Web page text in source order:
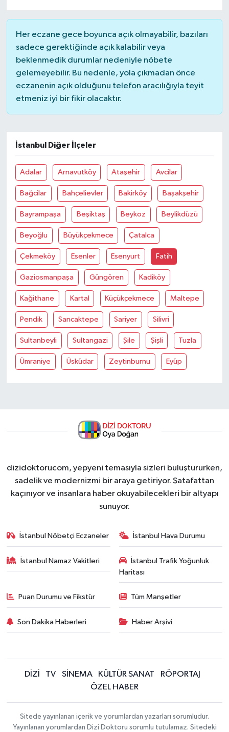
Her eczane gece boyunca açık olmayabilir, bazıları
sadece gerektiğinde açık kalabilir veya
beklenmedik durumlar nedeniyle nöbete
gelemeyebilir. Bu nedenle, yola çıkmadan önce
eczanenin açık olduğunu telefon aracılığıyla teyit
etmeniz iyi bir fikir olacaktır.
İstanbul Diğer İlçeler
Adalar Arnavutköy Ataşehir Avcilar
Bağcilar Bahçelievler Bakirköy Başakşehir
Bayrampaşa Beşiktaş Beykoz Beylikdüzü
Beyoğlu Büyükçekmece Çatalca
Çekmeköy Esenler Esenyurt Fatih
Gaziosmanpaşa Güngören Kadiköy
Kağithane Kartal Küçükçekmece Maltepe
Pendik Sancaktepe Sariyer Silivri
Sultanbeyli Sultangazi Şile Şişli Tuzla
Ümraniye Üsküdar Zeytinburnu Eyüp
dizidoktorucom, yepyeni temasıyla sizleri buluştururken,
sadelik ve modernizmi bir araya getiriyor. Şatafattan
kaçınıyor ve insanlara haber okuyabilecekleri bir altyapı
sunuyor.
İstanbul Nöbetçi Eczaneler İstanbul Hava Durumu
İstanbul Namaz Vakitleri
İstanbul Trafik Yoğunluk
Haritası
Puan Durumu ve Fikstür Tüm Manşetler
Son Dakika Haberleri Haber Arşivi
DİZİ TV SİNEMA KÜLTÜR SANAT
RÖPORTAJ
ÖZEL HABER
Sitede yayınlanan içerik ve yorumlardan yazarları sorumludur.
Yayınlanan yorumlardan Dizi Doktoru sorumlu tutulamaz. Sitedeki